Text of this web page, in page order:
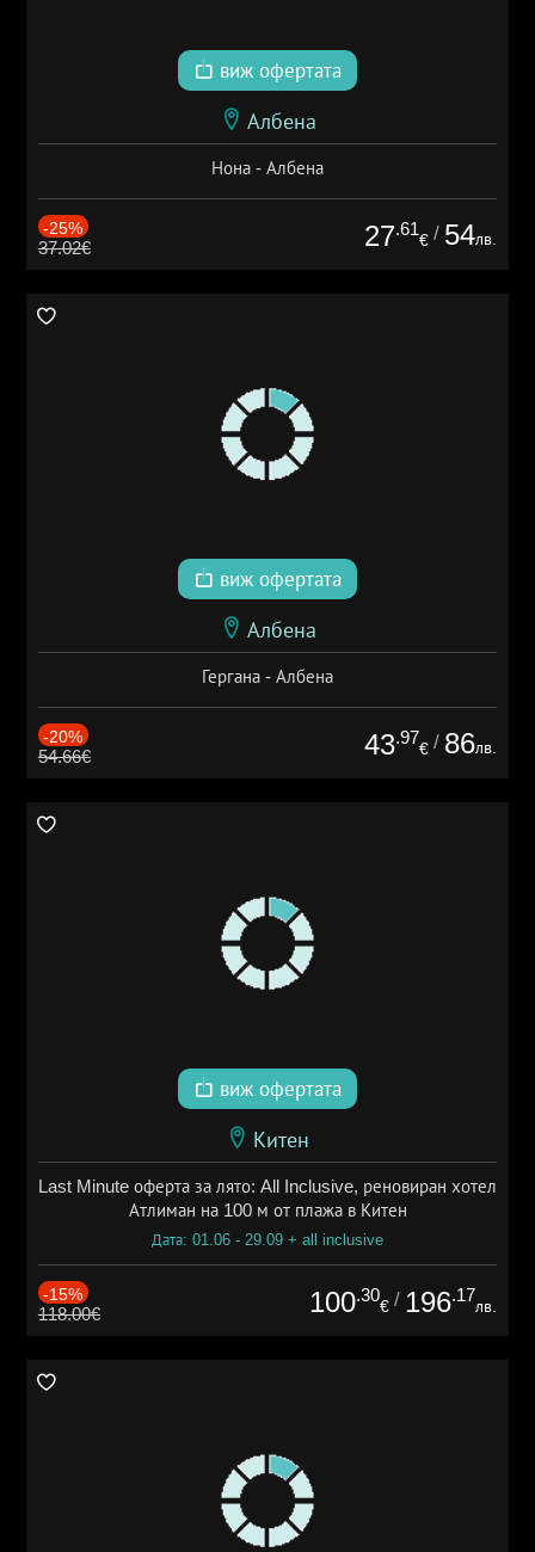
виж офертата
Албена
Нона - Албена
-25%
37.02€ 27.61
€ / 54лв.
виж офертата
Албена
Гергана - Албена
-20%
54.66€ 43.97
€ / 86лв.
виж офертата
Китен
Last Minute оферта за лято: All Inclusive, реновиран хотел
Атлиман на 100 м от плажа в Китен
Дата: 01.06 - 29.09 + all inclusive
-15%
118.00€ 100.30
€ / 196.17
лв.